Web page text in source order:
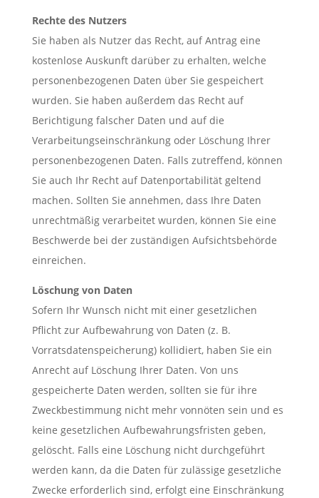
Rechte des Nutzers
Sie haben als Nutzer das Recht, auf Antrag eine
kostenlose Auskunft darüber zu erhalten, welche
personenbezogenen Daten über Sie gespeichert
wurden. Sie haben außerdem das Recht auf
Berichtigung falscher Daten und auf die
Verarbeitungseinschränkung oder Löschung Ihrer
personenbezogenen Daten. Falls zutreffend, können
Sie auch Ihr Recht auf Datenportabilität geltend
machen. Sollten Sie annehmen, dass Ihre Daten
unrechtmäßig verarbeitet wurden, können Sie eine
Beschwerde bei der zuständigen Aufsichtsbehörde
einreichen.
Löschung von Daten
Sofern Ihr Wunsch nicht mit einer gesetzlichen
Pflicht zur Aufbewahrung von Daten (z. B.
Vorratsdatenspeicherung) kollidiert, haben Sie ein
Anrecht auf Löschung Ihrer Daten. Von uns
gespeicherte Daten werden, sollten sie für ihre
Zweckbestimmung nicht mehr vonnöten sein und es
keine gesetzlichen Aufbewahrungsfristen geben,
gelöscht. Falls eine Löschung nicht durchgeführt
werden kann, da die Daten für zulässige gesetzliche
Zwecke erforderlich sind, erfolgt eine Einschränkung